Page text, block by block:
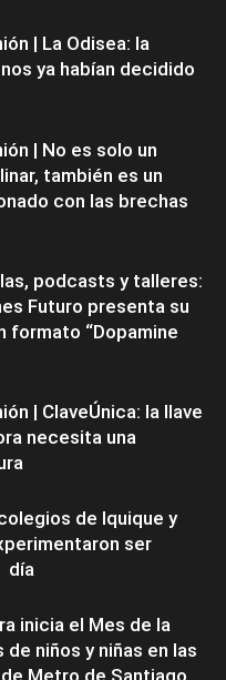
| La Odisea: la
ya habían decidido
| No es solo un
también es un
con las brechas
podcasts y talleres:
Futuro presenta su
formato “Dopamine
| ClaveÚnica: la llave
necesita una
de Iquique y
ser
día
inicia el Mes de la
niños y niñas en las
Metro de Santiago